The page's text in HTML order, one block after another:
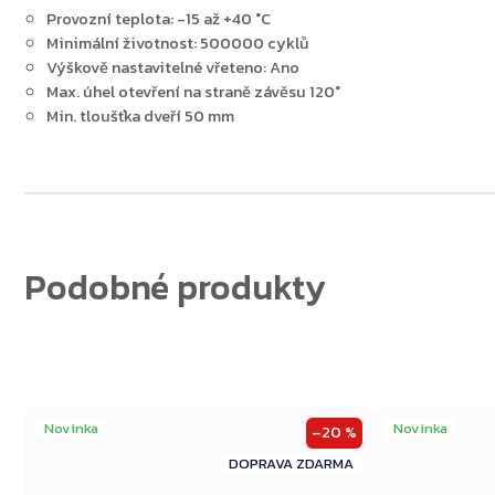
Provozní teplota: -15 až +40 °C
Minimální životnost: 500000 cyklů
Výškově nastavitelné vřeteno: Ano
Max. úhel otevření na straně závěsu 120°
Min. tloušťka dveří 50 mm
Novinka
ZDARMA
–20 % Novinka